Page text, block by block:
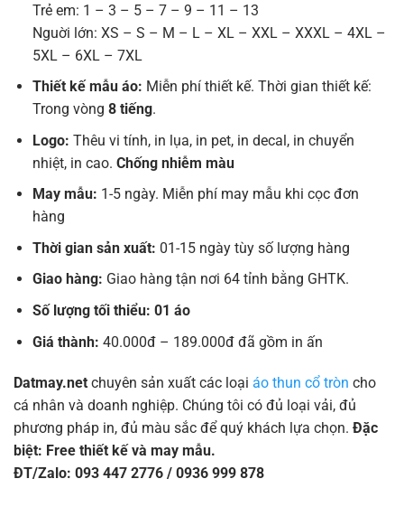
Trẻ em: 1 – 3 – 5 – 7 – 9 – 11 – 13
Nguời lớn: XS – S – M – L – XL – XXL – XXXL – 4XL –
5XL – 6XL – 7XL
Thiết kế mẫu áo: Miễn phí thiết kế. Thời gian thiết kế:
Trong vòng 8 tiếng.
Logo: Thêu vi tính, in lụa, in pet, in decal, in chuyển
nhiệt, in cao. Chống nhiễm màu
May mẫu: 1-5 ngày. Miễn phí may mẫu khi cọc đơn
hàng
Thời gian sản xuất: 01-15 ngày tùy số lượng hàng
Giao hàng: Giao hàng tận nơi 64 tỉnh bằng GHTK.
Số lượng tối thiểu: 01 áo
Giá thành: 40.000đ – 189.000đ đã gồm in ấn
Datmay.net chuyên sản xuất các loại áo thun cổ tròn cho
cá nhân và doanh nghiệp. Chúng tôi có đủ loại vải, đủ
phương pháp in, đủ màu sắc để quý khách lựa chọn. Đặc
biệt: Free thiết kế và may mẫu.
ĐT/Zalo: 093 447 2776 / 0936 999 878